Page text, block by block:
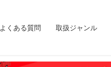
よくある質問 取扱ジャンル